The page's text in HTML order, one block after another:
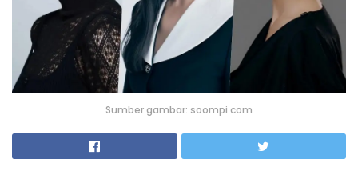
Sumber gambar: soompi.com